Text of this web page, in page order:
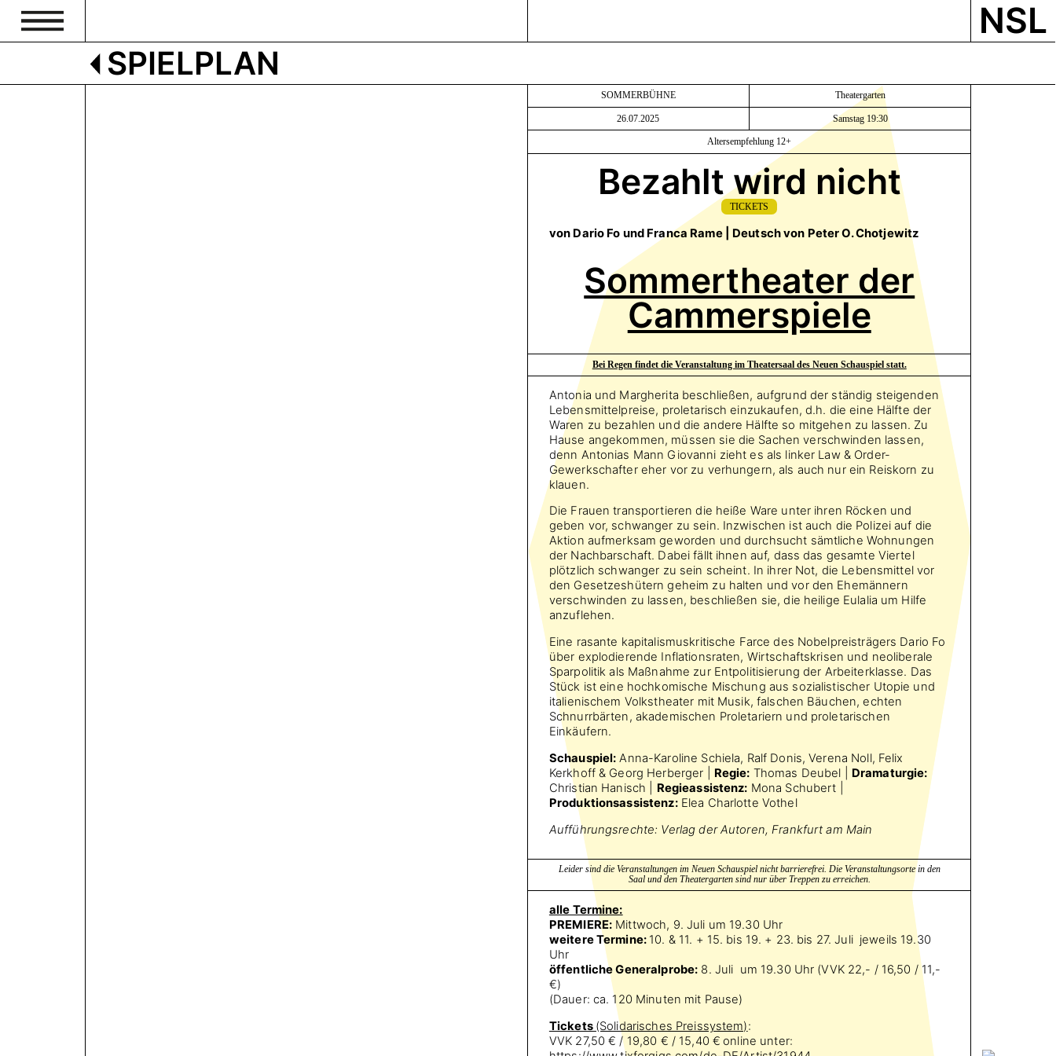
NSL
SPIELPLAN
SOMMERBÜHNE Theatergarten
26.07.2025 Samstag 19:30
Altersempfehlung 12+
Bezahlt wird nicht
TICKETS
von Dario Fo und Franca Rame | Deutsch von Peter O. Chotjewitz
Sommertheater der
Cammerspiele
Bei Regen findet die Veranstaltung im Theatersaal des Neuen Schauspiel statt.
Antonia und Margherita beschließen, aufgrund der ständig steigenden
Lebensmittelpreise, proletarisch einzukaufen, d.h. die eine Hälfte der
Waren zu bezahlen und die andere Hälfte so mitgehen zu lassen. Zu
Hause angekommen, müssen sie die Sachen verschwinden lassen,
denn Antonias Mann Giovanni zieht es als linker Law & Order-
Gewerkschafter eher vor zu verhungern, als auch nur ein Reiskorn zu
klauen.
Die Frauen transportieren die heiße Ware unter ihren Röcken und
geben vor, schwanger zu sein. Inzwischen ist auch die Polizei auf die
Aktion aufmerksam geworden und durchsucht sämtliche Wohnungen
der Nachbarschaft. Dabei fällt ihnen auf, dass das gesamte Viertel
plötzlich schwanger zu sein scheint. In ihrer Not, die Lebensmittel vor
den Gesetzeshütern geheim zu halten und vor den Ehemännern
verschwinden zu lassen, beschließen sie, die heilige Eulalia um Hilfe
anzuflehen.
Eine rasante kapitalismuskritische Farce des Nobelpreisträgers Dario Fo
über explodierende Inflationsraten, Wirtschaftskrisen und neoliberale
Sparpolitik als Maßnahme zur Entpolitisierung der Arbeiterklasse. Das
Stück ist eine hochkomische Mischung aus sozialistischer Utopie und
italienischem Volkstheater mit Musik, falschen Bäuchen, echten
Schnurrbärten, akademischen Proletariern und proletarischen
Einkäufern.
Schauspiel: Anna-Karoline Schiela, Ralf Donis, Verena Noll, Felix
Kerkhoff & Georg Herberger | Regie: Thomas Deubel | Dramaturgie:
Christian Hanisch | Regieassistenz: Mona Schubert |
Produktionsassistenz:Elea Charlotte Vothel
Aufführungsrechte: Verlag der Autoren, Frankfurt am Main
Leider sind die Veranstaltungen im Neuen Schauspiel nicht barrierefrei. Die Veranstaltungsorte in den
Saal und den Theatergarten sind nur über Treppen zu erreichen.
alle Termine:
PREMIERE: Mittwoch, 9. Juli um 19.30 Uhr
weitere Termine: 10. & 11. + 15. bis 19. + 23. bis 27. Juli jeweils 19.30
Uhr
öffentliche Generalprobe: 8. Juli um 19.30 Uhr (VVK 22,- / 16,50 / 11,-
€)
(Dauer: ca. 120 Minuten mit Pause)
Tickets (Solidarisches Preissystem):
VVK 27,50 € / 19,80 € / 15,40 € online unter: